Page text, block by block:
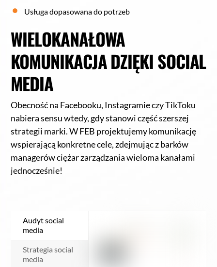
Usługa dopasowana do potrzeb
WIELOKANAŁOWA
KOMUNIKACJA DZIĘKI SOCIAL
MEDIA
Obecność na Facebooku, Instagramie czy TikToku
nabiera sensu wtedy, gdy stanowi część szerszej
strategii marki. W FEB projektujemy komunikację
wspierającą konkretne cele, zdejmując z barków
managerów ciężar zarządzania wieloma kanałami
jednocześnie!
Audyt social
media
Strategia social
media